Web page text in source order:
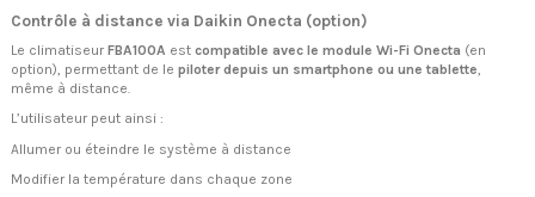
Contrôle à distance via Daikin Onecta (option)
Le climatiseur FBA100A est compatible avec le module Wi-Fi Onecta (en
option), permettant de le piloter depuis un smartphone ou une tablette
même à distance.
L’utilisateur peut ainsi :
Allumer ou éteindre le système à distance
Modifier la température dans chaque zone